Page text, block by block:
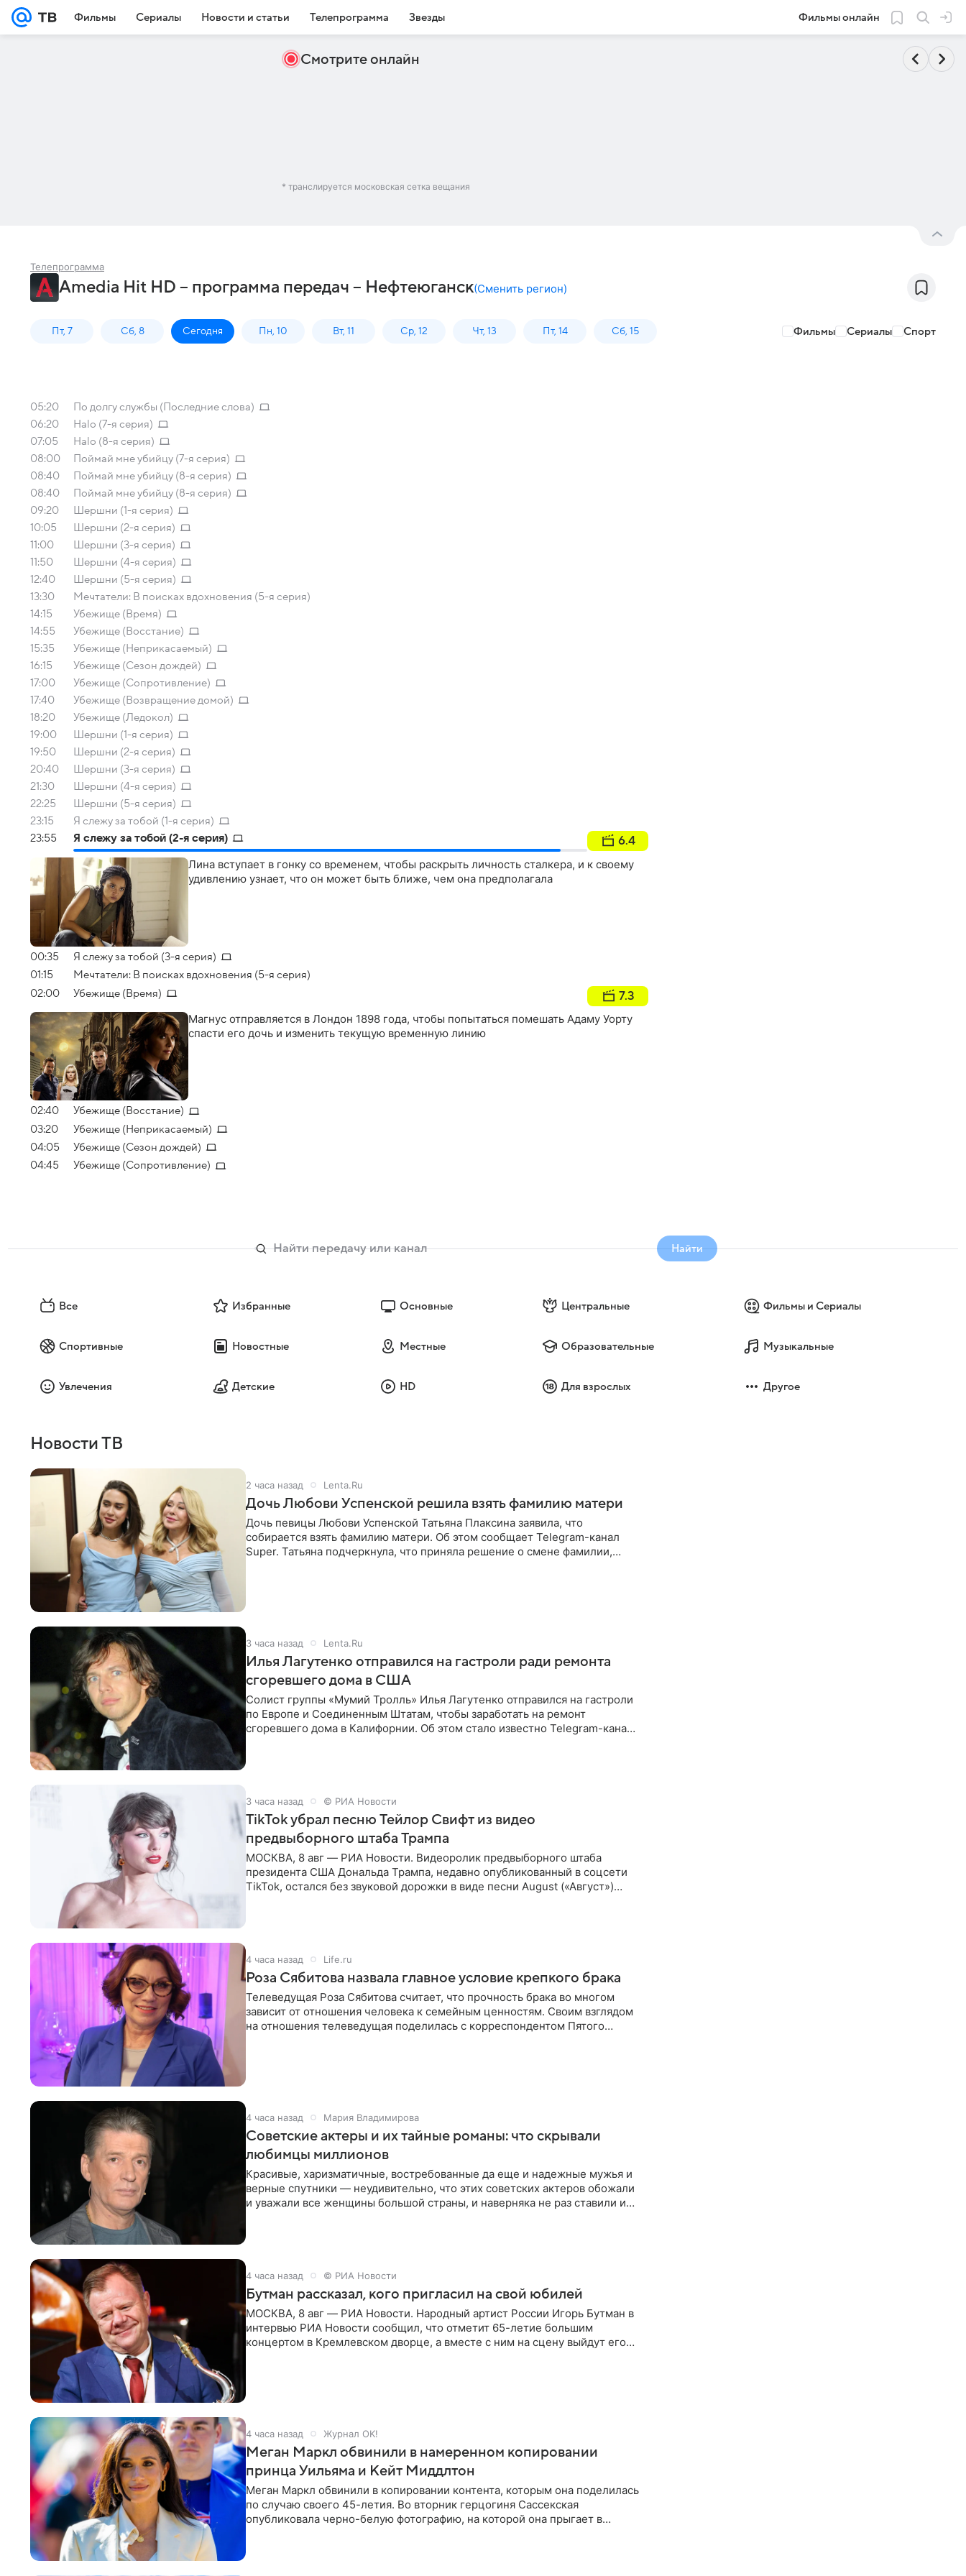
Фильмы Сериалы Новости и статьи Телепрограмма Звезды Фильмы онлайн
Смотрите онлайн
* транслируется московская сетка вещания
Телепрограмма
Amedia Hit HD – программа передач – Нефтеюганск(Сменить регион)
Пт, 7 Сб, 8 Сегодня Пн, 10 Вт, 11 Ср, 12 Чт, 13 Пт, 14 Сб, 15 Фильмы Сериалы Спорт
05:20
По долгу службы (Последние слова)
06:20
Halo (7-я серия)
07:05
Halo (8-я серия)
08:00
Поймай мне убийцу (7-я серия)
08:40
Поймай мне убийцу (8-я серия)
08:40
Поймай мне убийцу (8-я серия)
09:20
Шершни (1-я серия)
10:05
Шершни (2-я серия)
11:00
Шершни (3-я серия)
11:50
Шершни (4-я серия)
12:40
Шершни (5-я серия)
13:30
Мечтатели: В поисках вдохновения (5-я серия)
14:15
Убежище (Время)
14:55
Убежище (Восстание)
15:35
Убежище (Неприкасаемый)
16:15
Убежище (Сезон дождей)
17:00
Убежище (Сопротивление)
17:40
Убежище (Возвращение домой)
18:20
Убежище (Ледокол)
19:00
Шершни (1-я серия)
19:50
Шершни (2-я серия)
20:40
Шершни (3-я серия)
21:30
Шершни (4-я серия)
22:25
Шершни (5-я серия)
23:15
Я слежу за тобой (1-я серия)
23:55
Я слежу за тобой (2-я серия) 6.4
Лина вступает в гонку со временем, чтобы раскрыть личность сталкера, и к своему
удивлению узнает, что он может быть ближе, чем она предполагала
00:35
Я слежу за тобой (3-я серия)
01:15
Мечтатели: В поисках вдохновения (5-я серия)
02:00
Убежище (Время) 7.3
Магнус отправляется в Лондон 1898 года, чтобы попытаться помешать Адаму Уорту
спасти его дочь и изменить текущую временную линию
02:40
Убежище (Восстание)
03:20
Убежище (Неприкасаемый)
04:05
Убежище (Сезон дождей)
04:45
Убежище (Сопротивление)
Найти
Все Избранные Основные Центральные Фильмы и Сериалы
Спортивные Новостные Местные Образовательные Музыкальные
Увлечения Детские HD Для взрослых Другое
Новости ТВ
2 часа назад Lenta.Ru
Дочь Любови Успенской решила взять фамилию матери
Дочь певицы Любови Успенской Татьяна Плаксина заявила, что
собирается взять фамилию матери. Об этом сообщает Telegram-канал
Super. Татьяна подчеркнула, что приняла решение о смене фамилии,
3 часа назад Lenta.Ru
Илья Лагутенко отправился на гастроли ради ремонта
сгоревшего дома в США
Солист группы «Мумий Тролль» Илья Лагутенко отправился на гастроли
по Европе и Соединенным Штатам, чтобы заработать на ремонт
сгоревшего дома в Калифорнии. Об этом стало известно Telegram-каналу
3 часа назад © РИА Новости
TikTok убрал песню Тейлор Свифт из видео
предвыборного штаба Трампа
МОСКВА, 8 авг — РИА Новости. Видеоролик предвыборного штаба
президента США Дональда Трампа, недавно опубликованный в соцсети
TikTok, остался без звуковой дорожки в виде песни August («Август»)
4 часа назад Life.ru
Роза Сябитова назвала главное условие крепкого брака
Телеведущая Роза Сябитова считает, что прочность брака во многом
зависит от отношения человека к семейным ценностям. Своим взглядом
на отношения телеведущая поделилась с корреспондентом Пятого
4 часа назад Мария Владимирова
Советские актеры и их тайные романы: что скрывали
любимцы миллионов
Красивые, харизматичные, востребованные да еще и надежные мужья и
верные спутники — неудивительно, что этих советских актеров обожали
и уважали все женщины большой страны, и наверняка не раз ставили их
4 часа назад © РИА Новости
Бутман рассказал, кого пригласил на свой юбилей
МОСКВА, 8 авг — РИА Новости. Народный артист России Игорь Бутман в
интервью РИА Новости сообщил, что отметит 65-летие большим
концертом в Кремлевском дворце, а вместе с ним на сцену выйдут его
4 часа назад Журнал OK!
Меган Маркл обвинили в намеренном копировании
принца Уильяма и Кейт Миддлтон
Меган Маркл обвинили в копировании контента, которым она поделилась
по случаю своего 45-летия. Во вторник герцогиня Сассекская
опубликовала черно-белую фотографию, на которой она прыгает в